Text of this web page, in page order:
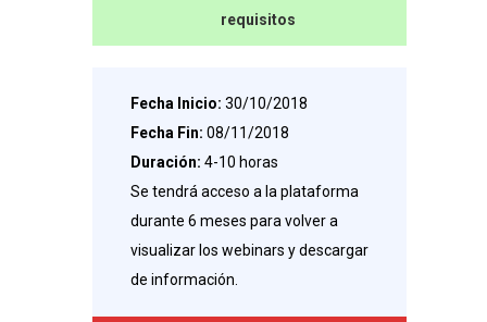
requisitos
Fecha Inicio: 30/10/2018
Fecha Fin: 08/11/2018
Duración: 4-10 horas
Se tendrá acceso a la plataforma
durante 6 meses para volver a
visualizar los webinars y descargar
de información.